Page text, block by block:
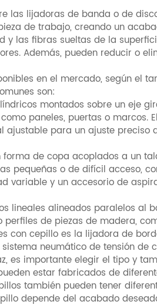
las lijadoras de banda o de
de trabajo, creando un
y las fibras sueltas de la
Además, pueden reducir o
en el mercado, según el
son:
montados sobre un eje
paneles, puertas o marcos.
ajustable para un ajuste preciso
de copa acoplados a un
pequeñas o de difícil acceso,
variable y un accesorio de
lineales alineados paralelos al
de piezas de madera,
con cepillo es la lijadora de
neumático de tensión de
es importante elegir el tipo y
estar fabricados de
también pueden tener
depende del acabado